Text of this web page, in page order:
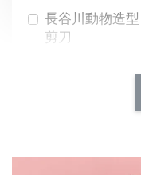
長谷川動物造型
剪刀